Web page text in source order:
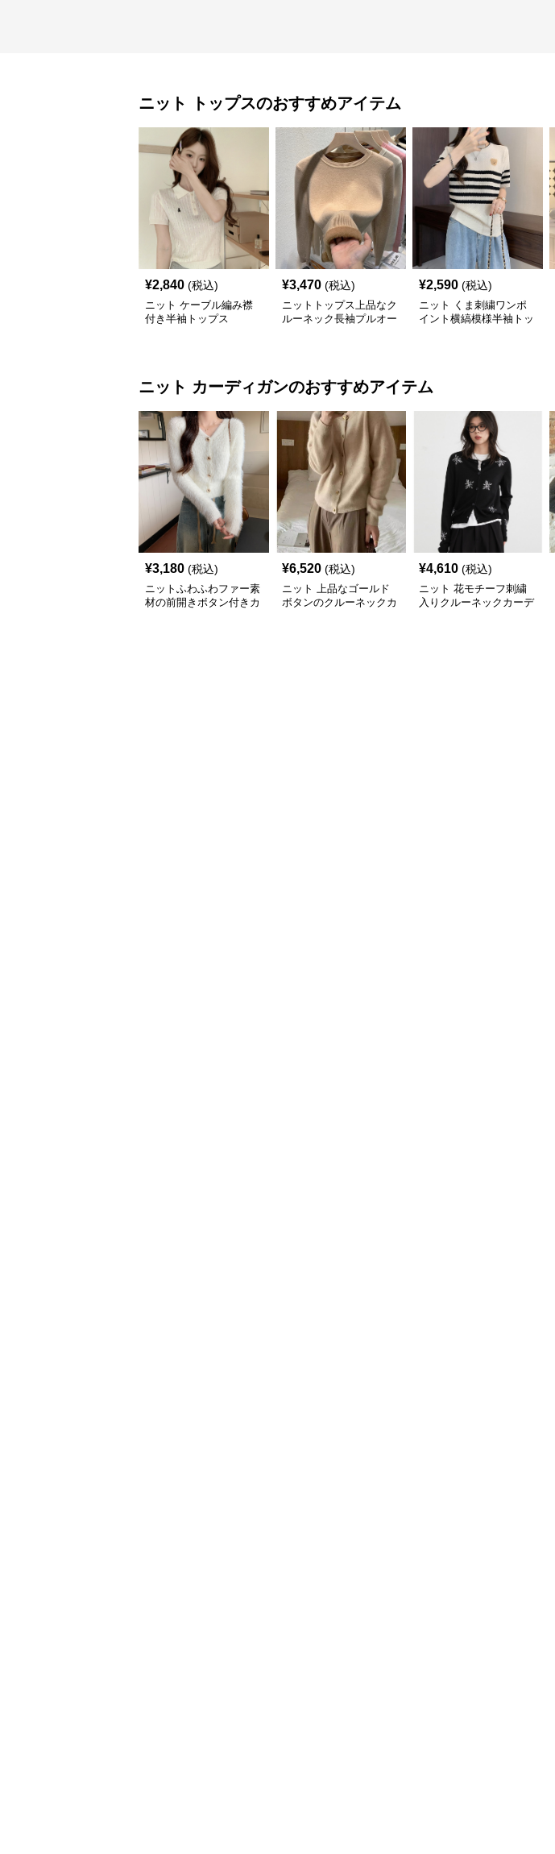
ニット トップスのおすすめアイテム
¥2,840 (税込)
ニット ケーブル編み襟
付き半袖トップス
¥3,470 (税込)
ニットトップス上品なク
ルーネック長袖プルオー
¥2,590 (税込)
ニット くま刺繍ワンポ
イント横縞模様半袖トッ
ニット カーディガンのおすすめアイテム
¥3,180 (税込)
ニットふわふわファー素
材の前開きボタン付きカ
¥6,520 (税込)
ニット 上品なゴールド
ボタンのクルーネックカ
¥4,610 (税込)
ニット 花モチーフ刺繍
入りクルーネックカーデ